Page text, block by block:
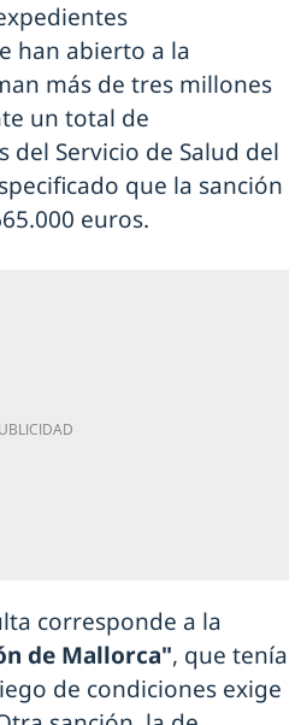
han abierto a la
más de tres millones
un total de
del Servicio de Salud del
que la sanción
euros.
corresponde a la
de Mallorca", que tenía
de condiciones exige